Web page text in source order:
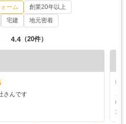
ーム
創業20年以上
宅建 地元密着
4.4 （20件）
さんです
行
た